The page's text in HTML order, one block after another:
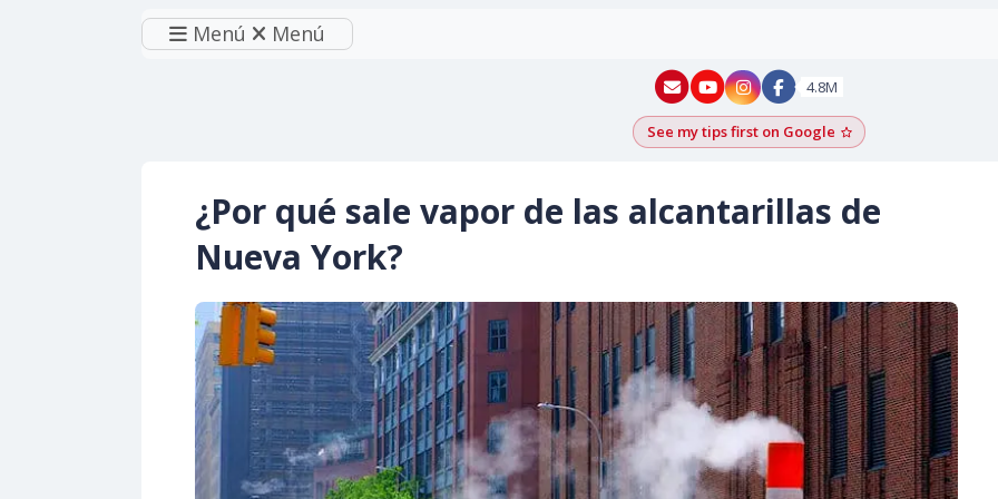
Menú Menú
New York - YouTube
New York - Instagram
4.8M
See my tips first on GoogleAdd as a Google
¿Por qué sale vapor de las alcantarillas de
Nueva York?